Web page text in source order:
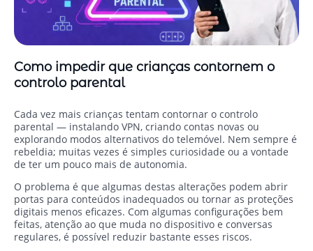
Como impedir que crianças contornem o
controlo parental
Cada vez mais crianças tentam contornar o controlo
parental — instalando VPN, criando contas novas ou
explorando modos alternativos do telemóvel. Nem sempre é
rebeldia; muitas vezes é simples curiosidade ou a vontade
de ter um pouco mais de autonomia.
O problema é que algumas destas alterações podem abrir
portas para conteúdos inadequados ou tornar as proteções
digitais menos eficazes. Com algumas configurações bem
feitas, atenção ao que muda no dispositivo e conversas
regulares, é possível reduzir bastante esses riscos.